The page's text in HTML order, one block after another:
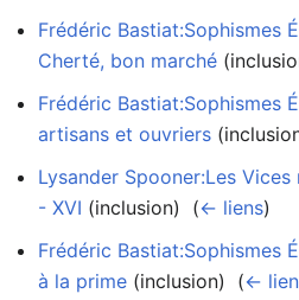
Frédéric Bastiat:Sophismes
Cherté, bon marché
Frédéric Bastiat:Sophismes
artisans et ouvriers
Lysander Spooner:Les
- XVI (inclusion) ‎ (← liens)
Frédéric Bastiat:Sophismes
à la prime (inclusion) ‎ (←